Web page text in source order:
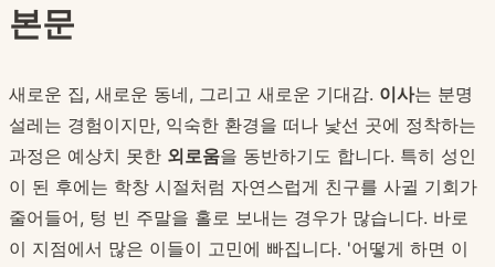
본문
새로운 집, 새로운 동네, 그리고 새로운 기대감. 이사는 분명
설레는 경험이지만, 익숙한 환경을 떠나 낯선 곳에 정착하는
과정은 예상치 못한 외로움을 동반하기도 합니다. 특히 성인
이 된 후에는 학창 시절처럼 자연스럽게 친구를 사귈 기회가
줄어들어, 텅 빈 주말을 홀로 보내는 경우가 많습니다. 바로
이 지점에서 많은 이들이 고민에 빠집니다. '어떻게 하면 이